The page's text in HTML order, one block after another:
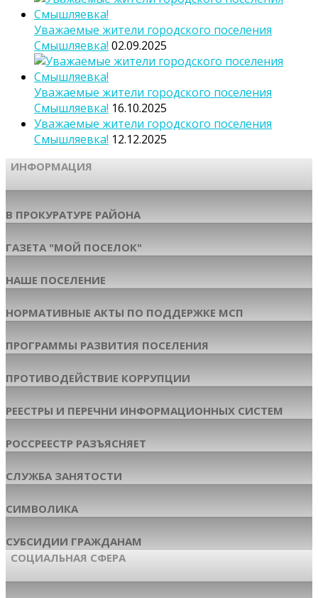
Уважаемые жители городского поселения
Смышляевка! 02.09.2025
Уважаемые жители городского поселения
Смышляевка! 16.10.2025
Уважаемые жители городского поселения
Смышляевка! 12.12.2025
ИНФОРМАЦИЯ
В ПРОКУРАТУРЕ РАЙОНА
ГАЗЕТА "МОЙ ПОСЕЛОК"
НАШЕ ПОСЕЛЕНИЕ
НОРМАТИВНЫЕ АКТЫ ПО ПОДДЕРЖКЕ МСП
ПРОГРАММЫ РАЗВИТИЯ ПОСЕЛЕНИЯ
ПРОТИВОДЕЙСТВИЕ КОРРУПЦИИ
РЕЕСТРЫ И ПЕРЕЧНИ ИНФОРМАЦИОННЫХ СИСТЕМ
РОССРЕЕСТР РАЗЪЯСНЯЕТ
СЛУЖБА ЗАНЯТОСТИ
СИМВОЛИКА
СУБСИДИИ ГРАЖДАНАМ
СОЦИАЛЬНАЯ СФЕРА